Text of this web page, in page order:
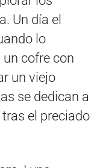
Un día el
lo
cofre con
un viejo
se dedican a
el preciado